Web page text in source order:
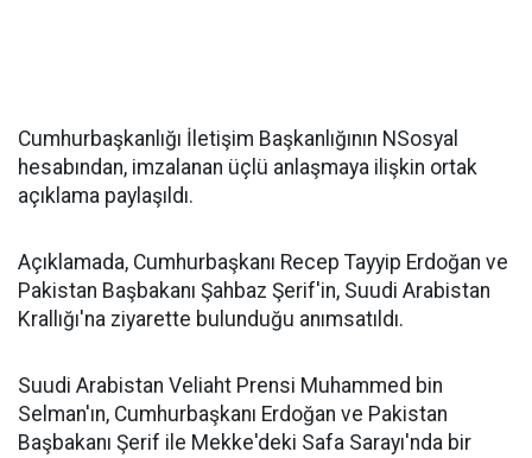
Cumhurbaşkanlığı İletişim Başkanlığının NSosyal
hesabından, imzalanan üçlü anlaşmaya ilişkin ortak
açıklama paylaşıldı.
Açıklamada, Cumhurbaşkanı Recep Tayyip Erdoğan ve
Pakistan Başbakanı Şahbaz Şerif'in, Suudi Arabistan
Krallığı'na ziyarette bulunduğu anımsatıldı.
Suudi Arabistan Veliaht Prensi Muhammed bin
Selman'ın, Cumhurbaşkanı Erdoğan ve Pakistan
Başbakanı Şerif ile Mekke'deki Safa Sarayı'nda bir